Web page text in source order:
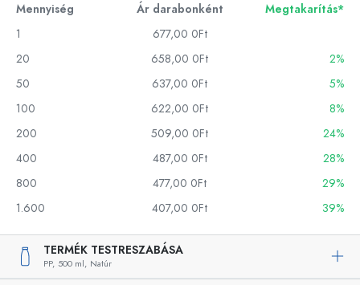
Mennyiség Ár darabonként
Megtakarítás*
1
677,00 0Ft
20
658,00 0Ft
2%
50
637,00 0Ft
5%
100
622,00 0Ft
8%
200
509,00 0Ft
24%
400
487,00 0Ft
28%
800
477,00 0Ft
29%
1.600
407,00 0Ft 39%
TERMÉK TESTRESZABÁSA
PP, 500 ml, Natúr